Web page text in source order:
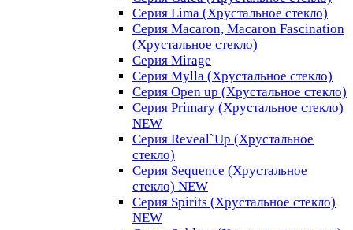
Серия Lima (Хрустальное стекло)
Серия Macaron, Macaron Fascination
(Хрустальное стекло)
Серия Mirage
Серия Mylla (Хрустальное стекло)
Серия Open up (Хрустальное стекло)
Серия Primary (Хрустальное стекло)
NEW
Серия Reveal`Up (Хрустальное
стекло)
Серия Sequence (Хрустальное
стекло) NEW
Серия Spirits (Хрустальное стекло)
NEW